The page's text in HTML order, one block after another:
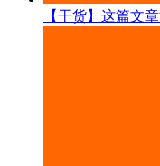
【干货】这篇文